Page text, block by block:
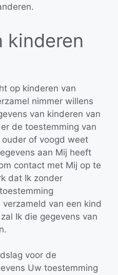
kinderen
op kinderen van
nimmer willens
van kinderen van
de toestemming van
of voogd weet
aan Mij heeft
contact met Mij op te
dat Ik zonder
van een kind
Ik die gegevens van
voor de
Uw toestemming